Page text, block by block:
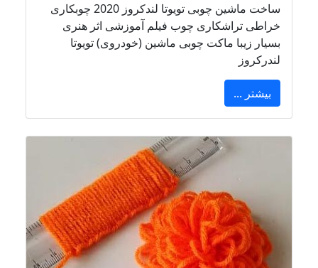
ساخت ماشین چوبی تویوتا لندکروز 2020 چوبکاری
خراطی تراشکاری چوب فیلم آموزشی اثر هنری
بسیار زیبا ماکت چوبی ماشین (خودروی) تویوتا
لندرکروز
بیشتر ...